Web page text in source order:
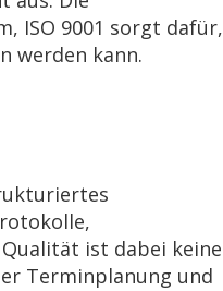
ISO 9001 sorgt dafür,
werden kann.
ist dabei keine
Terminplanung und